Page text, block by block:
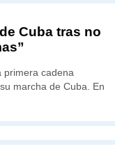
Cuba tras no
primera cadena
marcha de Cuba. En